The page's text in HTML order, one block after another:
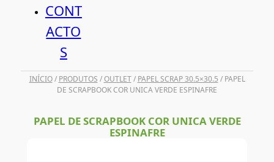
CONT
ACTO
S
INÍCIO/ PRODUTOS /OUTLET/ PAPEL SCRAP 30.5×30.5 / PAPEL
DE SCRAPBOOK COR UNICA VERDE ESPINAFRE
PAPEL DE SCRAPBOOK COR UNICA VERDE
ESPINAFRE